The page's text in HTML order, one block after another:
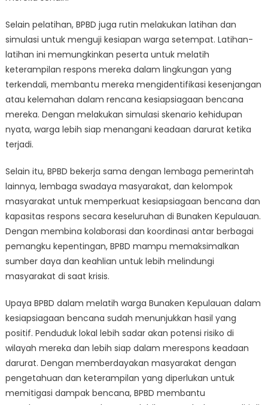
Selain pelatihan, BPBD juga rutin melakukan latihan dan
simulasi untuk menguji kesiapan warga setempat. Latihan-
latihan ini memungkinkan peserta untuk melatih
keterampilan respons mereka dalam lingkungan yang
terkendali, membantu mereka mengidentifikasi kesenjangan
atau kelemahan dalam rencana kesiapsiagaan bencana
mereka. Dengan melakukan simulasi skenario kehidupan
nyata, warga lebih siap menangani keadaan darurat ketika
terjadi.
Selain itu, BPBD bekerja sama dengan lembaga pemerintah
lainnya, lembaga swadaya masyarakat, dan kelompok
masyarakat untuk memperkuat kesiapsiagaan bencana dan
kapasitas respons secara keseluruhan di Bunaken Kepulauan.
Dengan membina kolaborasi dan koordinasi antar berbagai
pemangku kepentingan, BPBD mampu memaksimalkan
sumber daya dan keahlian untuk lebih melindungi
masyarakat di saat krisis.
Upaya BPBD dalam melatih warga Bunaken Kepulauan dalam
kesiapsiagaan bencana sudah menunjukkan hasil yang
positif. Penduduk lokal lebih sadar akan potensi risiko di
wilayah mereka dan lebih siap dalam merespons keadaan
darurat. Dengan memberdayakan masyarakat dengan
pengetahuan dan keterampilan yang diperlukan untuk
memitigasi dampak bencana, BPBD membantu